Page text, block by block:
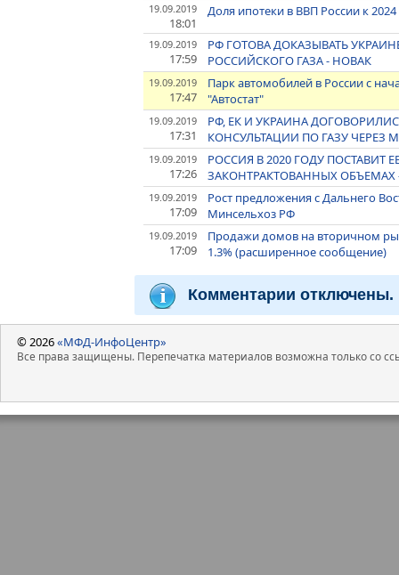
19.09.2019
18:01
Доля ипотеки в ВВП России к
19.09.2019
17:59
РФ ГОТОВА ДОКАЗЫВАТЬ
РОССИЙСКОГО ГАЗА - НОВАК
19.09.2019
17:47
Парк автомобилей в России с
"Автостат"
19.09.2019
17:31
РФ, ЕК И УКРАИНА
КОНСУЛЬТАЦИИ ПО ГАЗУ ЧЕРЕЗ
19.09.2019
17:26
РОССИЯ В 2020 ГОДУ ПОСТАВИТ
ЗАКОНТРАКТОВАННЫХ ОБЪЕМАХ
19.09.2019
17:09
Рост предложения с Дальнего
Минсельхоз РФ
19.09.2019
17:09
Продажи домов на вторичном
1.3% (расширенное сообщение)
Комментарии отключены.
© 2026«МФД-ИнфоЦентр»
Все права защищены. Перепечатка материалов возможна только со